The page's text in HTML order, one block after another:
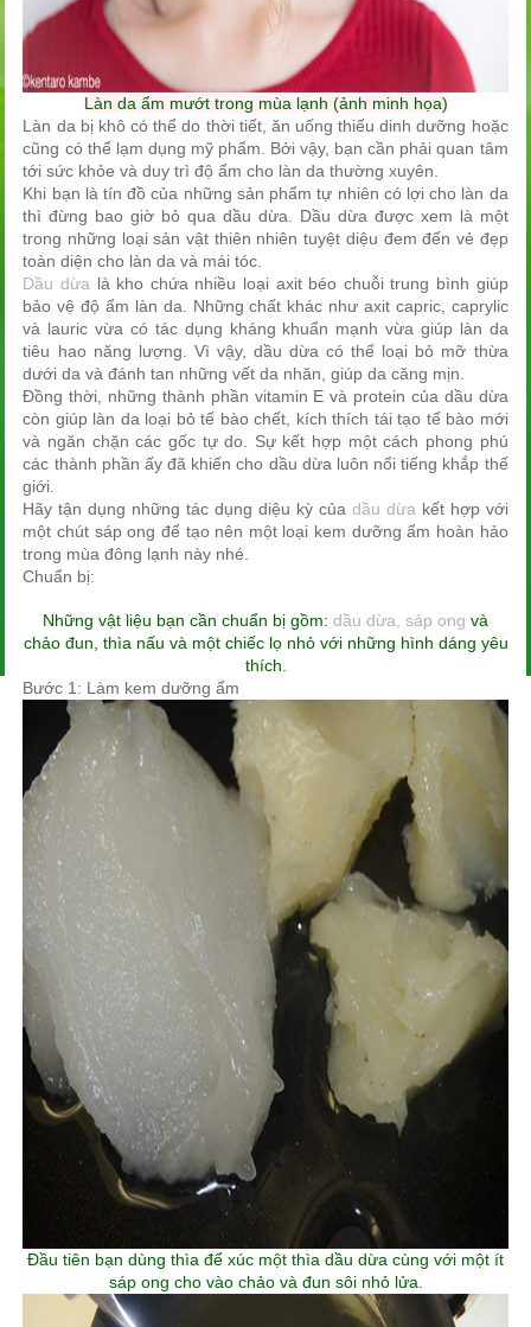
Làn da ẩm mướt trong mùa lạnh (ảnh minh họa)
Làn da bị khô có thể do thời tiết, ăn uống thiếu dinh dưỡng hoặc
cũng có thể lạm dụng mỹ phẩm. Bởi vậy, bạn cần phải quan tâm
tới sức khỏe và duy trì độ ẩm cho làn da thường xuyên.
Khi bạn là tín đồ của những sản phẩm tự nhiên có lợi cho làn da
thì đừng bao giờ bỏ qua dầu dừa. Dầu dừa được xem là một
trong những loại sản vật thiên nhiên tuyệt diệu đem đến vẻ đẹp
toàn diện cho làn da và mái tóc.
Dầu dừa là kho chứa nhiều loại axit béo chuỗi trung bình giúp
bảo vệ độ ẩm làn da. Những chất khác như axit capric, caprylic
và lauric vừa có tác dụng kháng khuẩn mạnh vừa giúp làn da
tiêu hao năng lượng. Vì vậy, dầu dừa có thể loại bỏ mỡ thừa
dưới da và đánh tan những vết da nhăn, giúp da căng mịn.
Đồng thời, những thành phần vitamin E và protein của dầu dừa
còn giúp làn da loại bỏ tế bào chết, kích thích tái tạo tế bào mới
và ngăn chặn các gốc tự do. Sự kết hợp một cách phong phú
các thành phần ấy đã khiến cho dầu dừa luôn nổi tiếng khắp thế
giới.
Hãy tận dụng những tác dụng diệu kỳ của dầu dừa kết hợp với
một chút sáp ong để tạo nên một loại kem dưỡng ẩm hoàn hảo
trong mùa đông lạnh này nhé.
Chuẩn bị:
Những vật liệu bạn cần chuẩn bị gồm: dầu dừa, sáp ong và
chảo đun, thìa nấu và một chiếc lọ nhỏ với những hình dáng yêu
thích.
Bước 1: Làm kem dưỡng ẩm
Đầu tiên bạn dùng thìa để xúc một thìa dầu dừa cùng với một ít
sáp ong cho vào chảo và đun sôi nhỏ lửa.